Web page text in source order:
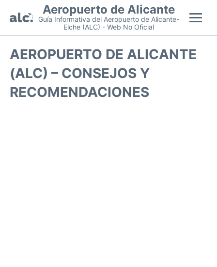
Aeropuerto de Alicante
Guía Informativa del Aeropuerto de Alicante-
Elche (ALC) - Web No Oficial
Vuelos +
Terminal
Parking
AEROPUERTO DE ALICANTE
(ALC) – CONSEJOS Y
RECOMENDACIONES